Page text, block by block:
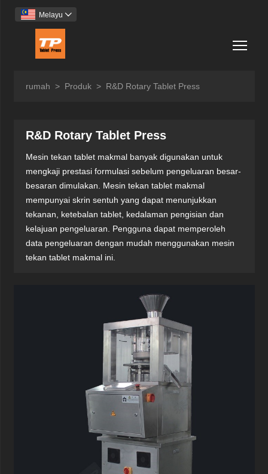
Melayu 
rumah > Produk > R&D Rotary Tablet Press
R&D Rotary Tablet Press
Mesin tekan tablet makmal banyak digunakan untuk
mengkaji prestasi formulasi sebelum pengeluaran besar-
besaran dimulakan. Mesin tekan tablet makmal
mempunyai skrin sentuh yang dapat menunjukkan
tekanan, ketebalan tablet, kedalaman pengisian dan
kelajuan pengeluaran. Pengguna dapat memperoleh
data pengeluaran dengan mudah menggunakan mesin
tekan tablet makmal ini.